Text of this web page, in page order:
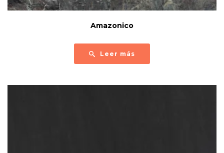
Amazonico
Leer más